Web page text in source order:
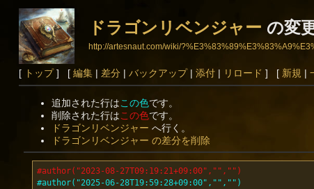
ドラゴンリベンジャー の変
http://artesnaut.com/wiki/
[ トップ] [ 編集| 差分| バックアップ| 添付| リロード ] [ 新規 |
追加された行はこの色です。
削除された行はこの色です。
ドラゴンリベンジャー へ行く。
ドラゴンリベンジャー の差分を削除
#author("2023-08-27T09:19:21+09:00","","")
#author("2025-06-28T19:59:28+09:00","","")